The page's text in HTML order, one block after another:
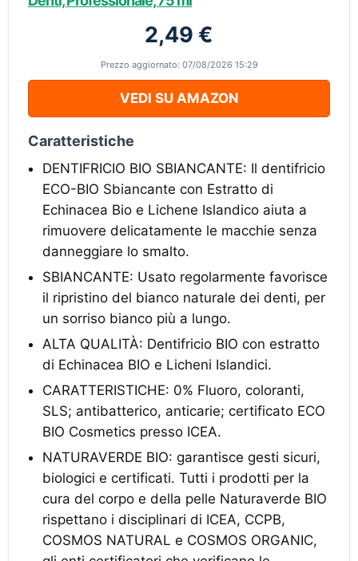
2,49 €
Prezzo aggiornato: 07/08/2026 15:29
VEDI SU AMAZON
Caratteristiche
DENTIFRICIO BIO SBIANCANTE: Il dentifricio
ECO-BIO Sbiancante con Estratto di
Echinacea Bio e Lichene Islandico aiuta a
rimuovere delicatamente le macchie senza
danneggiare lo smalto.
SBIANCANTE: Usato regolarmente favorisce
il ripristino del bianco naturale dei denti, per
un sorriso bianco più a lungo.
ALTA QUALITÀ: Dentifricio BIO con estratto
di Echinacea BIO e Licheni Islandici.
CARATTERISTICHE: 0% Fluoro, coloranti,
SLS; antibatterico, anticarie; certificato ECO
BIO Cosmetics presso ICEA.
NATURAVERDE BIO: garantisce gesti sicuri,
biologici e certificati. Tutti i prodotti per la
cura del corpo e della pelle Naturaverde BIO
rispettano i disciplinari di ICEA, CCPB,
COSMOS NATURAL e COSMOS ORGANIC,